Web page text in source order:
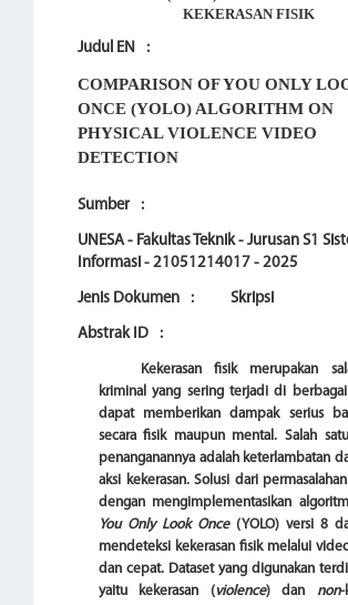
KEKERASAN FISIK
Judul EN :
COMPARISON OF YOU ONLY
ONCE (YOLO) ALGORITHM ON
PHYSICAL VIOLENCE VIDEO
DETECTION
Sumber :
UNESA - Fakultas Teknik - Jurusan S1
Informasi - 21051214017 - 2025
Jenis Dokumen : Skripsi
Abstrak ID :
Kekerasan fisik merupakan
kriminal yang sering terjadi di
dapat memberikan dampak serius
secara fisik maupun mental. Salah
penanganannya adalah keterlambatan
aksi kekerasan. Solusi dari
dengan mengimplementasikan
You Only Look Once(YOLO) versi 8
mendeteksi kekerasan fisik melalui
dan cepat. Dataset yang digunakan
yaitu kekerasan (violence) dan non-